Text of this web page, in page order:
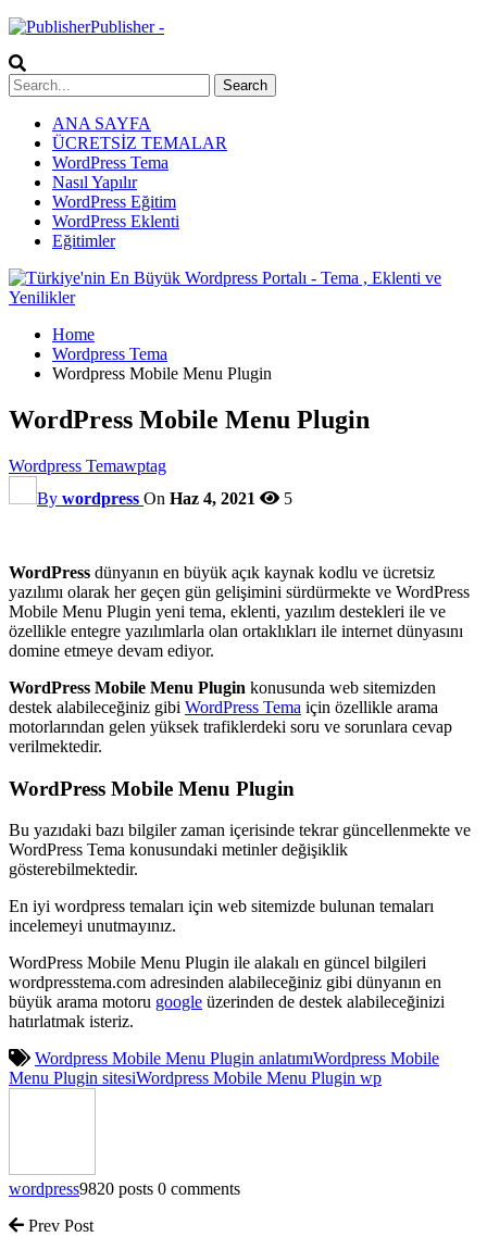
Publisher -
ANA SAYFA
ÜCRETSİZ TEMALAR
WordPress Tema
Nasıl Yapılır
WordPress Eğitim
WordPress Eklenti
Eğitimler
Home
Wordpress Tema
Wordpress Mobile Menu Plugin
WordPress Mobile Menu Plugin
Wordpress Temawptag
By wordpress On Haz 4, 2021 5
WordPress dünyanın en büyük açık kaynak kodlu ve ücretsiz
yazılımı olarak her geçen gün gelişimini sürdürmekte ve WordPress
Mobile Menu Plugin yeni tema, eklenti, yazılım destekleri ile ve
özellikle entegre yazılımlarla olan ortaklıkları ile internet dünyasını
domine etmeye devam ediyor.
WordPress Mobile Menu Plugin konusunda web sitemizden
destek alabileceğiniz gibi WordPress Tema için özellikle arama
motorlarından gelen yüksek trafiklerdeki soru ve sorunlara cevap
verilmektedir.
WordPress Mobile Menu Plugin
Bu yazıdaki bazı bilgiler zaman içerisinde tekrar güncellenmekte ve
WordPress Tema konusundaki metinler değişiklik
gösterebilmektedir.
En iyi wordpress temaları için web sitemizde bulunan temaları
incelemeyi unutmayınız.
WordPress Mobile Menu Plugin ile alakalı en güncel bilgileri
wordpresstema.com adresinden alabileceğiniz gibi dünyanın en
büyük arama motoru google üzerinden de destek alabileceğinizi
hatırlatmak isteriz.
Wordpress Mobile Menu Plugin anlatımıWordpress Mobile
Menu Plugin sitesiWordpress Mobile Menu Plugin wp
wordpress9820 posts 0 comments
Prev Post